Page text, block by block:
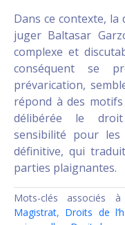
Dans ce contexte,
juger Baltasar
complexe et
conséquent se
prévarication,
répond à des
délibérée le
sensibilité pour
définitive, qui
parties plaignantes.
Mots-clés associés
Magistrat, Droits de